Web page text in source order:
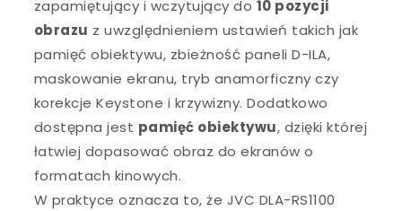
zapamiętujący i wczytujący do 10 pozycji
obrazu z uwzględnieniem ustawień takich jak
pamięć obiektywu, zbieżność paneli D-ILA,
maskowanie ekranu, tryb anamorficzny czy
korekcje Keystone i krzywizny. Dodatkowo
dostępna jest pamięć obiektywu, dzięki której
łatwiej dopasować obraz do ekranów o
formatach kinowych.
W praktyce oznacza to, że JVC DLA-RS1100